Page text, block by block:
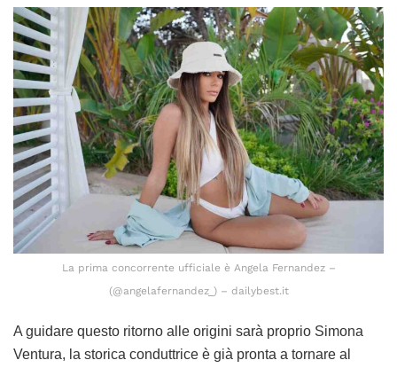
La prima concorrente ufficiale è Angela Fernandez –
(@angelafernandez_) – dailybest.it
A guidare questo ritorno alle origini sarà proprio Simona
Ventura, la storica conduttrice è già pronta a tornare al